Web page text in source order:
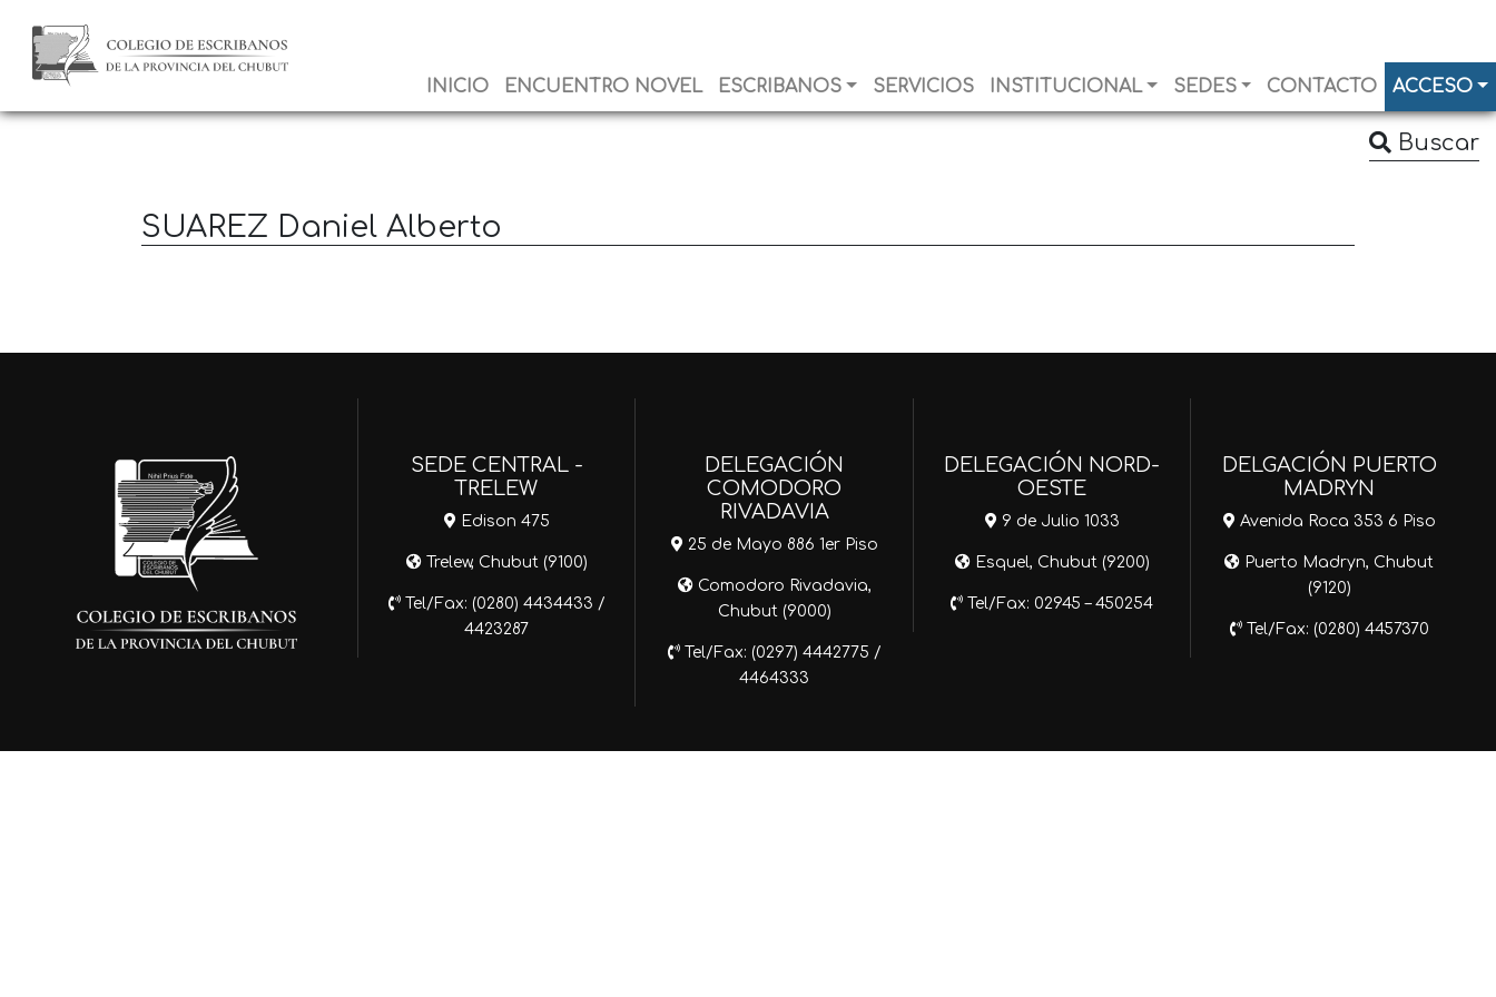
INICIO ENCUENTRO NOVEL ESCRIBANOS SERVICIOS INSTITUCIONAL SEDES CONTACTO ACCESO
Buscar
SUAREZ Daniel Alberto
SEDE CENTRAL -
TRELEW
Edison 475
Trelew, Chubut (9100)
Tel/Fax: (0280) 4434433 /
4423287
DELEGACIÓN
COMODORO
RIVADAVIA
25 de Mayo 886 1er Piso
Comodoro Rivadavia,
Chubut (9000)
Tel/Fax: (0297) 4442775 /
4464333
DELEGACIÓN NORD-
OESTE
9 de Julio 1033
Esquel, Chubut (9200)
Tel/Fax: 02945 – 450254
DELGACIÓN PUERTO
MADRYN
Avenida Roca 353 6 Piso
Puerto Madryn, Chubut
(9120)
Tel/Fax: (0280) 4457370